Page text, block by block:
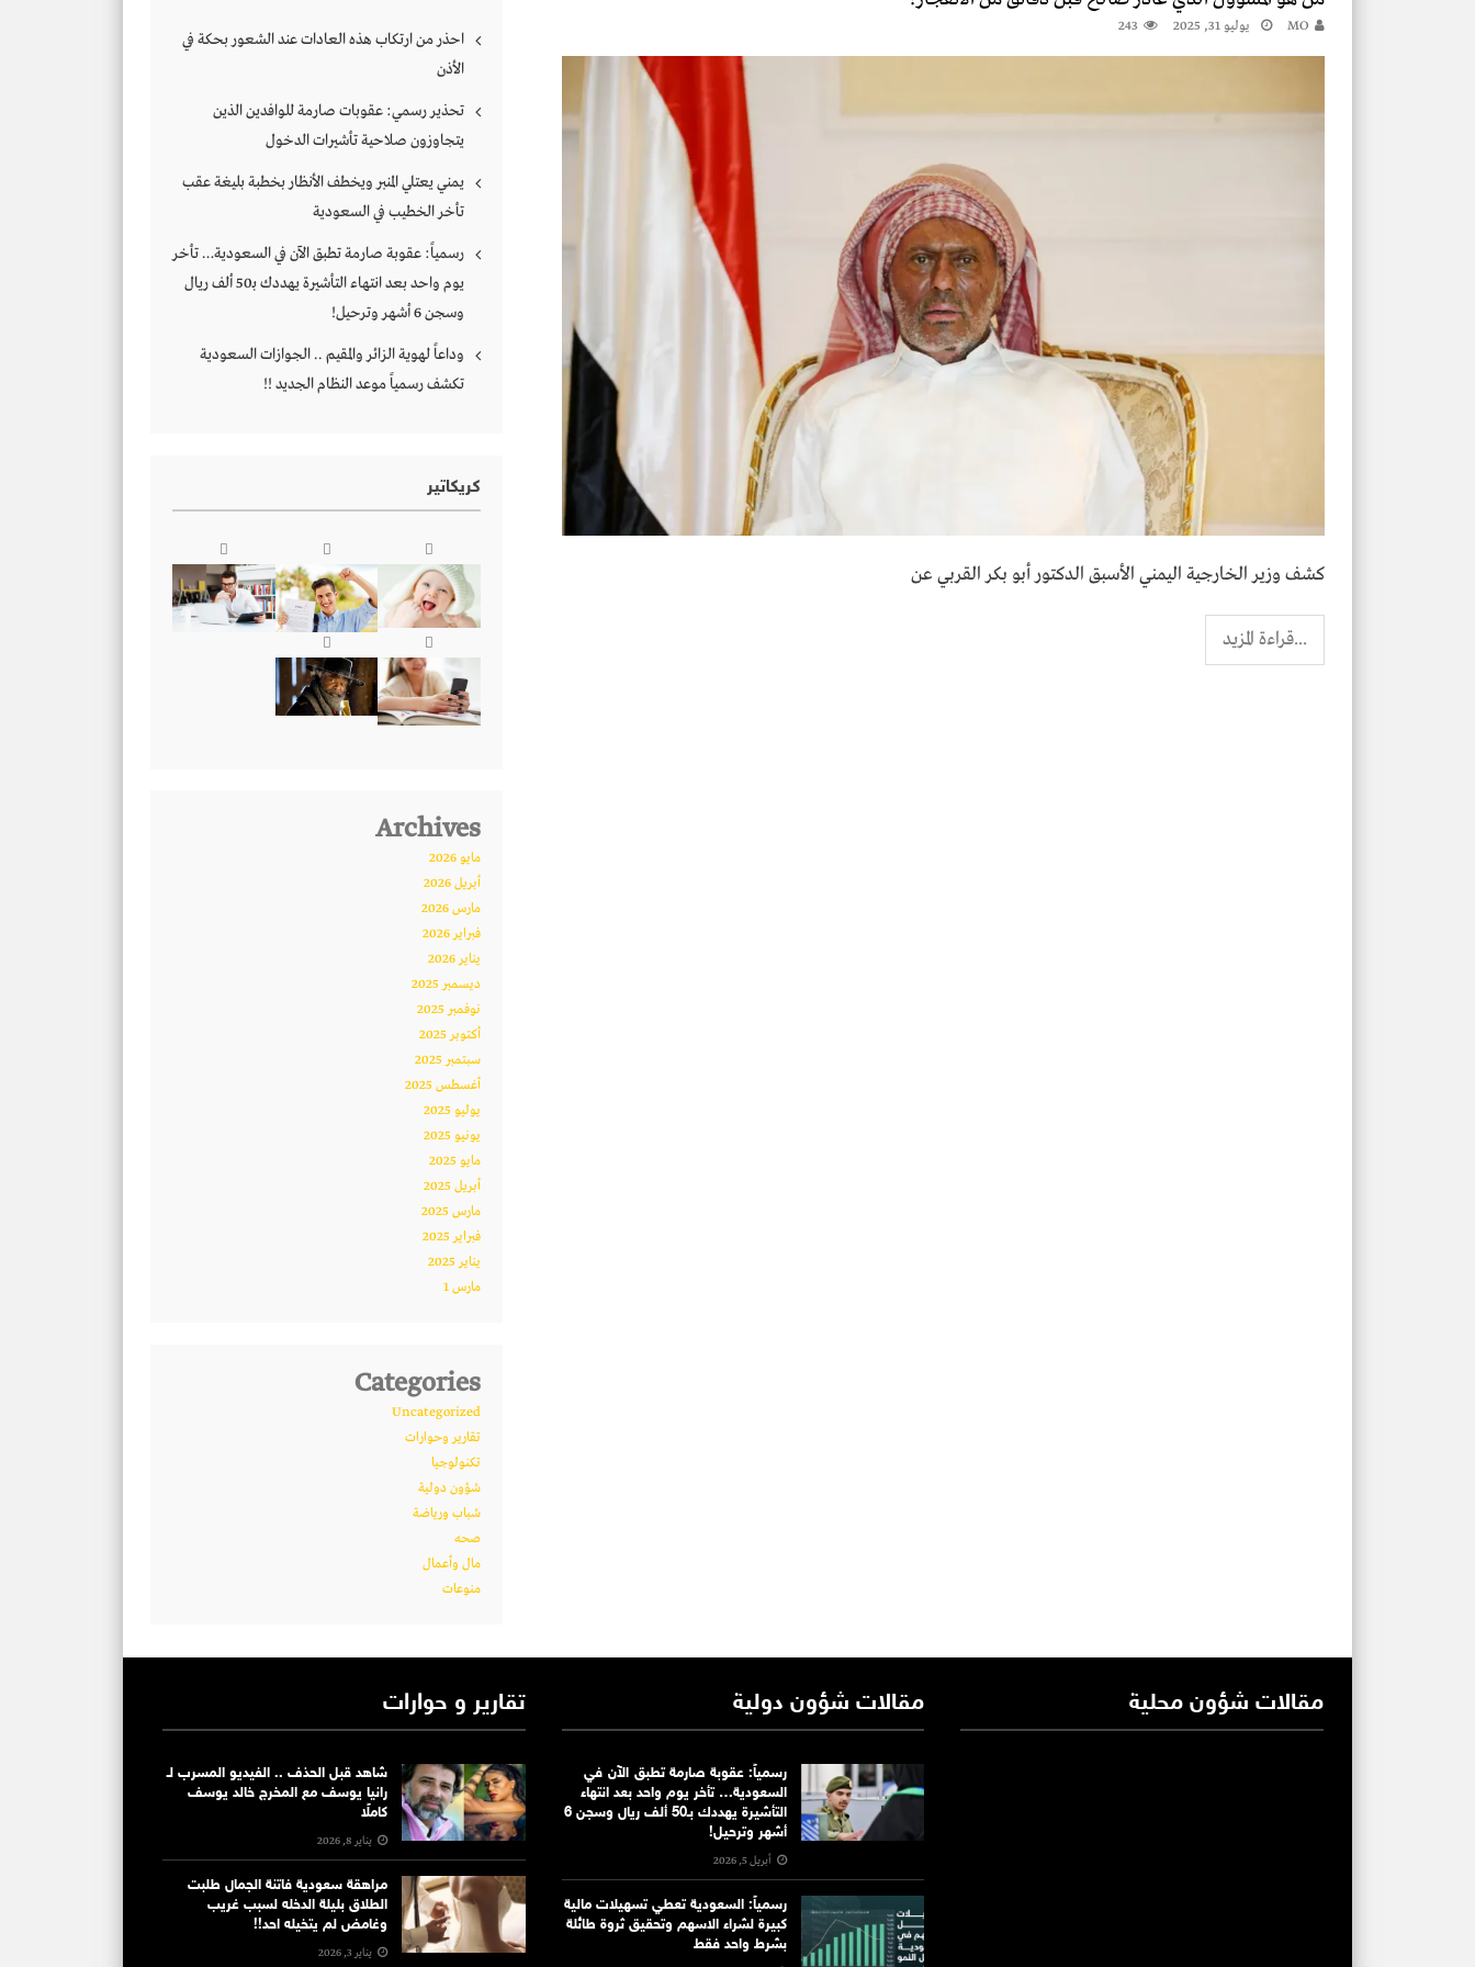
يمني يعتلي المنبر ويخطف الأنظار بخطبة بليغة عقب تأخر الخطيب في السعودية
MO يوليو 31, 2025 243
كشف وزير الخارجية اليمني الأسبق الدكتور أبو بكر القربي عن
...قراءة المزيد
احذر من ارتكاب هذه العادات عند الشعور بحكة في
الأذن
تحذير رسمي: عقوبات صارمة للوافدين الذين
يتجاوزون صلاحية تأشيرات الدخول
يمني يعتلي المنبر ويخطف الأنظار بخطبة بليغة عقب
تأخر الخطيب في السعودية
رسمياً: عقوبة صارمة تطبق الآن في السعودية… تأخر
يوم واحد بعد انتهاء التأشيرة يهددك بـ50 ألف ريال
وسجن 6 أشهر وترحيل!
وداعاً لهوية الزائر والمقيم .. الجوازات السعودية
تكشف رسمياً موعد النظام الجديد !!
كريكاتير
Archives
مايو 2026
أبريل 2026
مارس 2026
فبراير 2026
يناير 2026
ديسمبر 2025
نوفمبر 2025
أكتوبر 2025
سبتمبر 2025
أغسطس 2025
يوليو 2025
يونيو 2025
مايو 2025
أبريل 2025
مارس 2025
فبراير 2025
يناير 2025
مارس 1
Categories
Uncategorized
تقارير وحوارات
تكنولوجيا
شؤون دولية
شباب ورياضة
صحه
مال وأعمال
منوعات
مقالات شؤون محلية مقالات شؤون دولية
رسمياً: عقوبة صارمة تطبق الآن في
السعودية… تأخر يوم واحد بعد انتهاء
التأشيرة يهددك بـ50 ألف ريال وسجن 6
أشهر وترحيل!
أبريل 5, 2026
رسمياً: السعودية تعطي تسهيلات مالية
كبيرة لشراء الاسهم وتحقيق ثروة طائلة
بشرط واحد فقط
تقارير و حوارات
شاهد قبل الحذف .. الفيديو المسرب لـ
رانيا يوسف مع المخرج خالد يوسف
كاملًا
يناير 8, 2026
مراهقة سعودية فاتنة الجمال طلبت
الطلاق بليلة الدخله لسبب غريب
وغامض لم يتخيله احد!!
يناير 3, 2026